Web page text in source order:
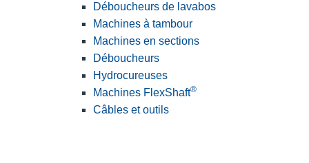
Déboucheurs de lavabos
Machines à tambour
Machines en sections
Déboucheurs
Hydrocureuses
Machines FlexShaft®
Câbles et outils